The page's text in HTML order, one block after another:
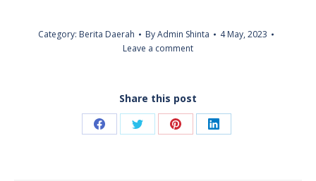
Category: Berita Daerah ByAdmin Shinta
4 May, 2023
Leave a comment
Share this post
Share Share Share Share